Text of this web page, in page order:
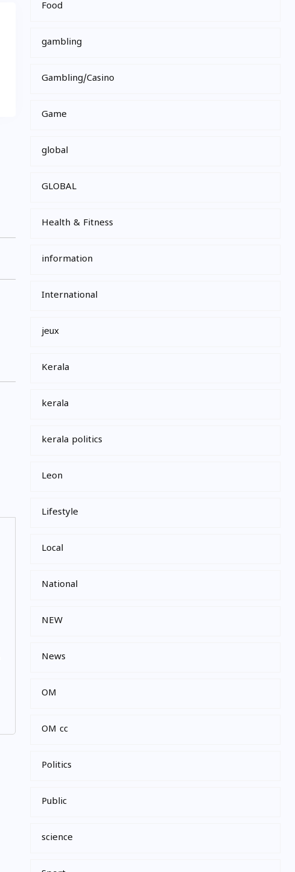
Food
gambling
Gambling/Casino
Game
global
GLOBAL
Health & Fitness
information
International
jeux
Kerala
kerala
kerala politics
Leon
Lifestyle
Local
National
NEW
News
OM
OM cc
Politics
Public
science